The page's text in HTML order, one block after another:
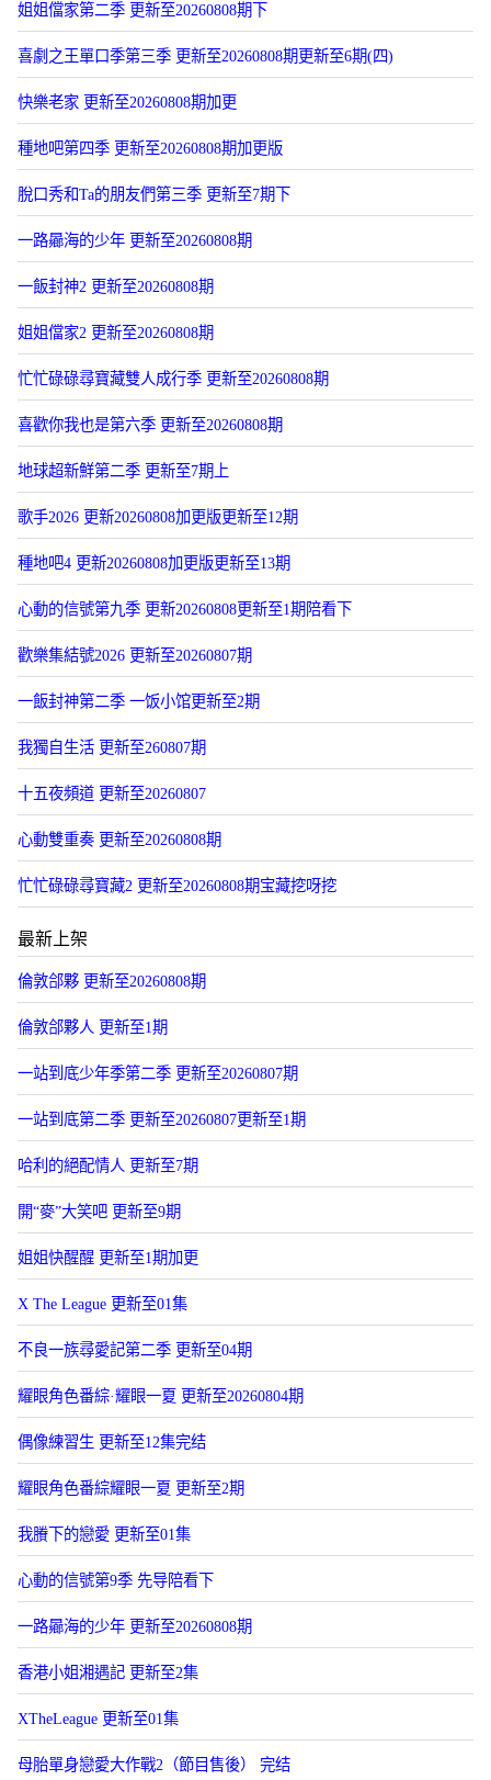
姐姐儅家第二季 更新至20260808期下
喜劇之王單口季第三季 更新至20260808期更新至6期(四)
快樂老家 更新至20260808期加更
種地吧第四季 更新至20260808期加更版
脫口秀和Ta的朋友們第三季 更新至7期下
一路曏海的少年 更新至20260808期
一飯封神2 更新至20260808期
姐姐儅家2 更新至20260808期
忙忙碌碌尋寶藏雙人成行季 更新至20260808期
喜歡你我也是第六季 更新至20260808期
地球超新鮮第二季 更新至7期上
歌手2026 更新20260808加更版更新至12期
種地吧4 更新20260808加更版更新至13期
心動的信號第九季 更新20260808更新至1期陪看下
歡樂集結號2026 更新至20260807期
一飯封神第二季 一饭小馆更新至2期
我獨自生活 更新至260807期
十五夜頻道 更新至20260807
心動雙重奏 更新至20260808期
忙忙碌碌尋寶藏2 更新至20260808期宝藏挖呀挖
最新上架
倫敦郃夥 更新至20260808期
倫敦郃夥人 更新至1期
一站到底少年季第二季 更新至20260807期
一站到底第二季 更新至20260807更新至1期
哈利的絕配情人 更新至7期
開“麥”大笑吧 更新至9期
姐姐快醒醒 更新至1期加更
X The League 更新至01集
不良一族尋愛記第二季 更新至04期
耀眼角色番綜·耀眼一夏 更新至20260804期
偶像練習生 更新至12集完结
耀眼角色番綜耀眼一夏 更新至2期
我賸下的戀愛 更新至01集
心動的信號第9季 先导陪看下
一路曏海的少年 更新至20260808期
香港小姐湘遇記 更新至2集
XTheLeague 更新至01集
母胎單身戀愛大作戰2（節目售後） 完结